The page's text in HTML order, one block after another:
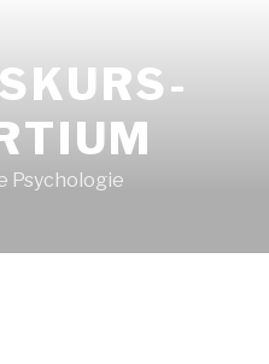
Psychologie